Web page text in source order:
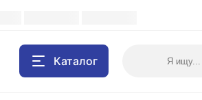
Каталог